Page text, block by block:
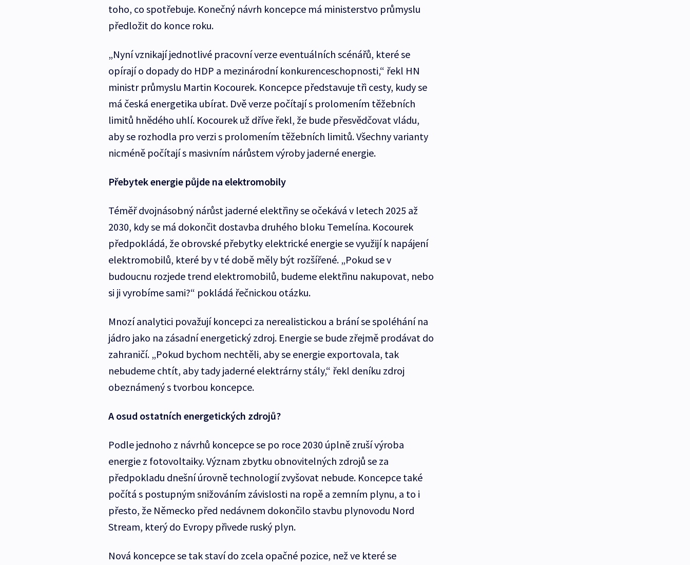
toho, co spotřebuje. Konečný návrh koncepce má ministerstvo průmyslu
předložit do konce roku.
„Nyní vznikají jednotlivé pracovní verze eventuálních scénářů, které se
opírají o dopady do HDP a mezinárodní konkurenceschopnosti,“ řekl HN
ministr průmyslu Martin Kocourek. Koncepce představuje tři cesty, kudy se
má česká energetika ubírat. Dvě verze počítají s prolomením těžebních
limitů hnědého uhlí. Kocourek už dříve řekl, že bude přesvědčovat vládu,
aby se rozhodla pro verzi s prolomením těžebních limitů. Všechny varianty
nicméně počítají s masivním nárůstem výroby jaderné energie.
Přebytek energie půjde na elektromobily
Téměř dvojnásobný nárůst jaderné elektřiny se očekává v letech 2025 až
2030, kdy se má dokončit dostavba druhého bloku Temelína. Kocourek
předpokládá, že obrovské přebytky elektrické energie se využijí k napájení
elektromobilů, které by v té době měly být rozšířené. „Pokud se v
budoucnu rozjede trend elektromobilů, budeme elektřinu nakupovat, nebo
si ji vyrobíme sami?“ pokládá řečnickou otázku.
Mnozí analytici považují koncepci za nerealistickou a brání se spoléhání na
jádro jako na zásadní energetický zdroj. Energie se bude zřejmě prodávat do
zahraničí. „Pokud bychom nechtěli, aby se energie exportovala, tak
nebudeme chtít, aby tady jaderné elektrárny stály,“ řekl deníku zdroj
obeznámený s tvorbou koncepce.
A osud ostatních energetických zdrojů?
Podle jednoho z návrhů koncepce se po roce 2030 úplně zruší výroba
energie z fotovoltaiky. Význam zbytku obnovitelných zdrojů se za
předpokladu dnešní úrovně technologií zvyšovat nebude. Koncepce také
počítá s postupným snižováním závislosti na ropě a zemním plynu, a to i
přesto, že Německo před nedávnem dokončilo stavbu plynovodu Nord
Stream, který do Evropy přivede ruský plyn.
Nová koncepce se tak staví do zcela opačné pozice, než ve které se